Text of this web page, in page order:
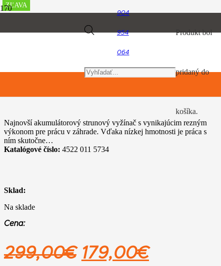
904
954
064
Products
search
Produktbol
pridaný do
košíka.
Akumulátorový program
Najnovší akumulátorový strunový vyžínač s vynikajúcim rezným
výkonom pre prácu v záhrade. Vďaka nízkej hmotnosti je práca s
ním skutočne…
Katalógové číslo: 4522 011 5734
Sklad:
Na sklade
Cena:
299,00€ Pôvodná
179,00€
ZĽAVA
ZĽAVA
ZĽAVA
ZĽAVA
ZĽAVA
ZĽAVA
ZĽAVA